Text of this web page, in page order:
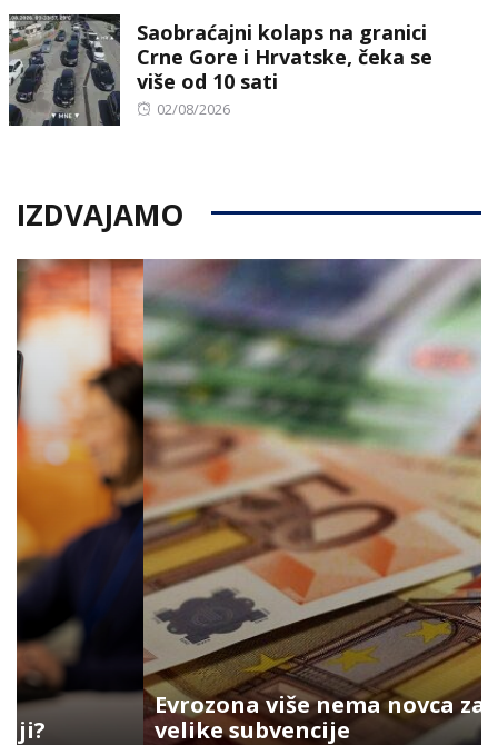
Saobraćajni kolaps na granici
Crne Gore i Hrvatske, čeka se
više od 10 sati
Posted
02/08/2026
IZDVAJAMO
Evrozona više nema novca za
velike subvencije